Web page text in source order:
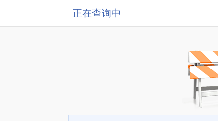
正在查询中